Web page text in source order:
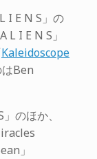
I E N S」の
L I E N S」
Kaleidoscope
Ben
のほか、
」